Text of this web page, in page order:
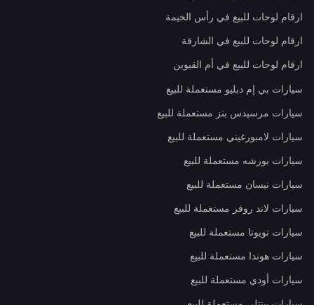
ارقام لوحات للبيع في رأس الخيمة
ارقام لوحات للبيع في الشارقة
ارقام لوحات للبيع في أم القيوين
سيارات بي إم دبليو مستعملة للبيع
سيارات مرسيدس بنز مستعملة للبيع
سيارات لامبورغيني مستعملة للبيع
سيارات بورشه مستعملة للبيع
سيارات نيسان مستعملة للبيع
سيارات لاند روفر مستعملة للبيع
سيارات تويوتا مستعملة للبيع
سيارات هوندا مستعملة للبيع
سيارات أودي مستعملة للبيع